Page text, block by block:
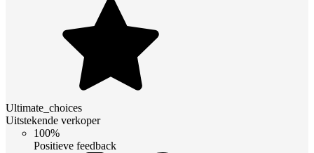
Ultimate_choices
Uitstekende verkoper
100%
Positieve feedback